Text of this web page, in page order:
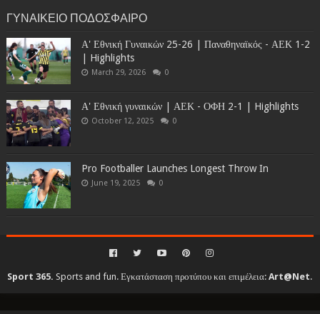
ΓΥΝΑΙΚΕΙΟ ΠΟΔΟΣΦΑΙΡΟ
Α' Εθνική Γυναικών 25-26 | Παναθηναϊκός - ΑΕΚ 1-2
| Highlights
March 29, 2026 0
Α' Εθνική γυναικών | ΑΕΚ - ΟΦΗ 2-1 | Highlights
October 12, 2025 0
Pro Footballer Launches Longest Throw In
June 19, 2025 0
Sport 365. Sports and fun. Εγκατάσταση προτύπου και επιμέλεια:Art@Net.